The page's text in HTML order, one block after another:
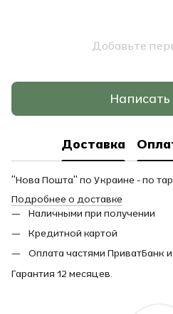
Добавьте
Написать
Доставка
"Нова Пошта" по Украине - по
Подробнее о доставке
Наличными при получении
Кредитной картой
Оплата частями ПриватБанк
Гарантия 12 месяцев.